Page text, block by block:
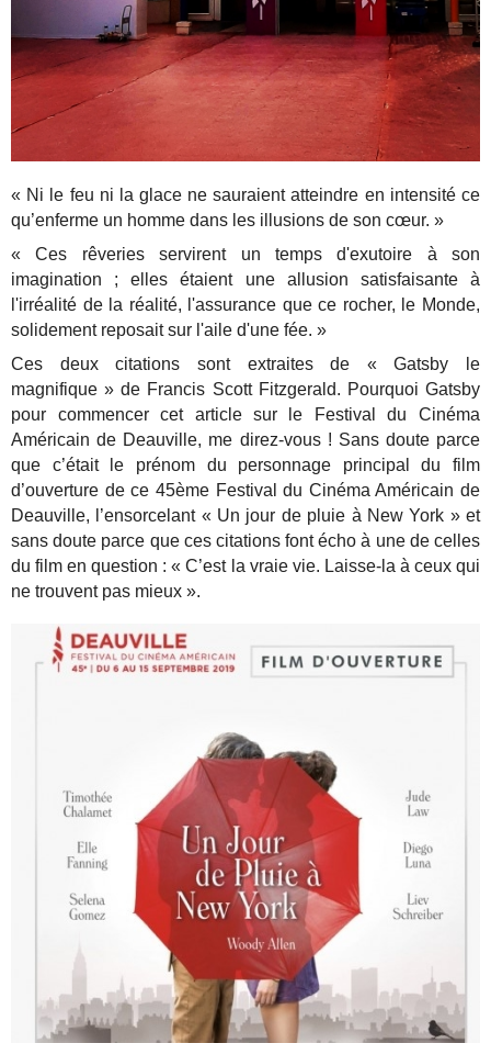
« Ni le feu ni la glace ne sauraient atteindre en intensité ce
qu’enferme un homme dans les illusions de son cœur. »
« Ces rêveries servirent un temps d'exutoire à son
imagination ; elles étaient une allusion satisfaisante à
l'irréalité de la réalité, l'assurance que ce rocher, le Monde,
solidement reposait sur l'aile d'une fée. »
Ces deux citations sont extraites de « Gatsby le
magnifique » de Francis Scott Fitzgerald. Pourquoi Gatsby
pour commencer cet article sur le Festival du Cinéma
Américain de Deauville, me direz-vous ! Sans doute parce
que c’était le prénom du personnage principal du film
d’ouverture de ce 45ème Festival du Cinéma Américain de
Deauville, l’ensorcelant « Un jour de pluie à New York » et
sans doute parce que ces citations font écho à une de celles
du film en question : « C’est la vraie vie. Laisse-la à ceux qui
ne trouvent pas mieux ».